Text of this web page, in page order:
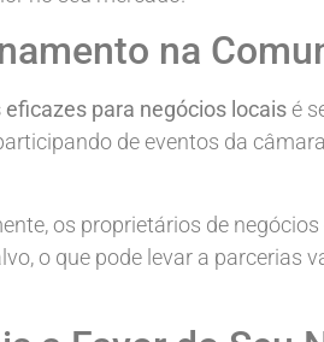
na
para negócios locaisé
de eventos da
os proprietários de
o que pode levar a parcerias